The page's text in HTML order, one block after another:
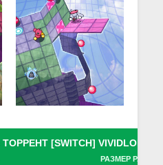
РАЗМЕР